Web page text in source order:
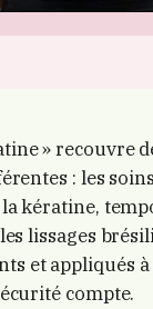
» recouvre
: les soins
kératine,
lissages
et appliqués à
compte.